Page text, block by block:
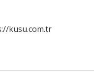
kusu.com.tr